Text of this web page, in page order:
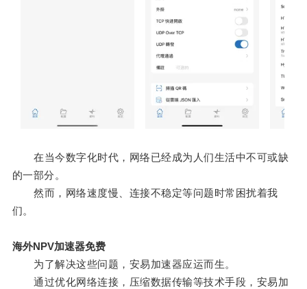
在当今数字化时代，网络已经成为人们生活中不可或缺
的一部分。
然而，网络速度慢、连接不稳定等问题时常困扰着我
们。
海外NPV加速器免费
为了解决这些问题，安易加速器应运而生。
通过优化网络连接，压缩数据传输等技术手段，安易加